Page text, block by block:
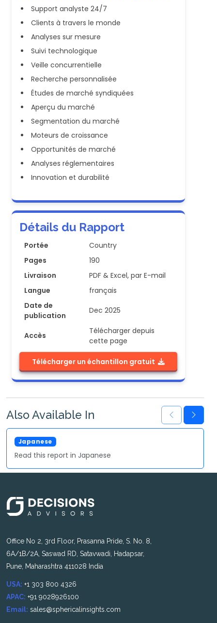
Support analyste 24/7
Clients à travers le monde
Analyses sur mesure
Suivi technologique
Veille concurrentielle
Recherche personnalisée
Études de marché syndiquées
Aperçu du marché
Segmentation du marché
Moteurs de croissance
Opportunités de marché
Analyses réglementaires
Innovation et durabilité
Détails du Rapport
Portée
Country
Pages
190
Livraison
PDF & Excel, par E-mail
Langue
français
Date de
publication
Dec 2025
Accès
Télécharger depuis
cette page
Télécharger un échantillon gratuit
Also Available In
Japanese
Read this report in Japanese
Office No 2, 3rd Floor, Prasanna Pride, S. No. 8,
6A/1B/2A, Saswad RD, Satavwadi, Hadapsar,
Pune, Maharashtra 411028 India
USA: +1 303 800 4326
APAC: +91 9028926100
Email: sales@sphericalinsights.com